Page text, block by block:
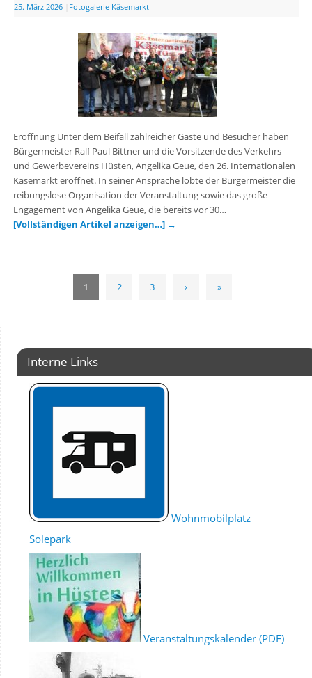
25. März 2026 Fotogalerie Käsemarkt
Eröffnung Unter dem Beifall zahlreicher Gäste und Besucher haben
Bürgermeister Ralf Paul Bittner und die Vorsitzende des Verkehrs-
und Gewerbevereins Hüsten, Angelika Geue, den 26. Internationalen
Käsemarkt eröffnet. In seiner Ansprache lobte der Bürgermeister die
reibungslose Organisation der Veranstaltung sowie das große
Engagement von Angelika Geue, die bereits vor 30…
[Vollständigen Artikel anzeigen…] →
1 2 3 › »
Interne Links
Wohnmobilplatz
Solepark
Veranstaltungskalender (PDF)